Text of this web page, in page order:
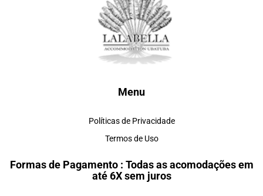
Menu
Políticas de Privacidade
Termos de Uso
Formas de Pagamento : Todas as acomodações em
até 6X sem juros